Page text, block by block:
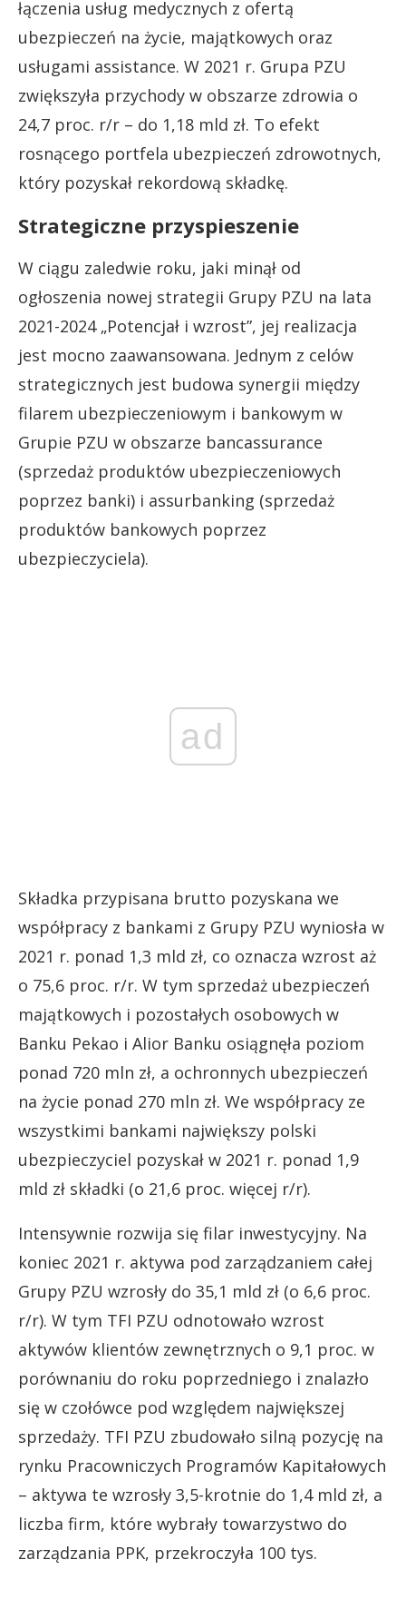
łączenia usług medycznych z ofertą
ubezpieczeń na życie, majątkowych oraz
usługami assistance. W 2021 r. Grupa PZU
zwiększyła przychody w obszarze zdrowia o
24,7 proc. r/r – do 1,18 mld zł. To efekt
rosnącego portfela ubezpieczeń zdrowotnych,
który pozyskał rekordową składkę.
Strategiczne przyspieszenie
W ciągu zaledwie roku, jaki minął od
ogłoszenia nowej strategii Grupy PZU na lata
2021-2024 „Potencjał i wzrost”, jej realizacja
jest mocno zaawansowana. Jednym z celów
strategicznych jest budowa synergii między
filarem ubezpieczeniowym i bankowym w
Grupie PZU w obszarze bancassurance
(sprzedaż produktów ubezpieczeniowych
poprzez banki) i assurbanking (sprzedaż
produktów bankowych poprzez
ubezpieczyciela).
ad
Składka przypisana brutto pozyskana we
współpracy z bankami z Grupy PZU wyniosła w
2021 r. ponad 1,3 mld zł, co oznacza wzrost aż
o 75,6 proc. r/r. W tym sprzedaż ubezpieczeń
majątkowych i pozostałych osobowych w
Banku Pekao i Alior Banku osiągnęła poziom
ponad 720 mln zł, a ochronnych ubezpieczeń
na życie ponad 270 mln zł. We współpracy ze
wszystkimi bankami największy polski
ubezpieczyciel pozyskał w 2021 r. ponad 1,9
mld zł składki (o 21,6 proc. więcej r/r).
Intensywnie rozwija się filar inwestycyjny. Na
koniec 2021 r. aktywa pod zarządzaniem całej
Grupy PZU wzrosły do 35,1 mld zł (o 6,6 proc.
r/r). W tym TFI PZU odnotowało wzrost
aktywów klientów zewnętrznych o 9,1 proc. w
porównaniu do roku poprzedniego i znalazło
się w czołówce pod względem największej
sprzedaży. TFI PZU zbudowało silną pozycję na
rynku Pracowniczych Programów Kapitałowych
– aktywa te wzrosły 3,5-krotnie do 1,4 mld zł, a
liczba firm, które wybrały towarzystwo do
zarządzania PPK, przekroczyła 100 tys.